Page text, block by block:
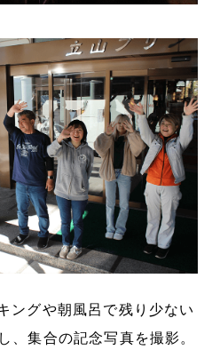
ングや朝風呂で残り少ない
、集合の記念写真を撮影。